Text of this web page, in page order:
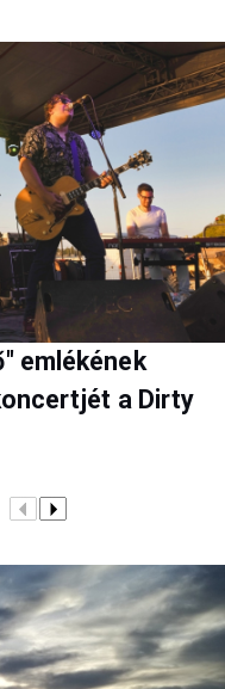
emlékének
a Dirty